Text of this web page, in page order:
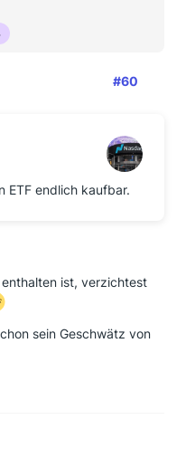
#60
ETF endlich kaufbar.
ist, verzichtest
sein Geschwätz von